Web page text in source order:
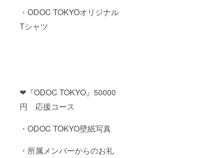
・ODOC TOKYOオリジナル
Tシャツ
❤︎『ODOC TOKYO』50000
円 応援コース
・ODOC TOKYO壁紙写真
・所属メンバーからのお礼